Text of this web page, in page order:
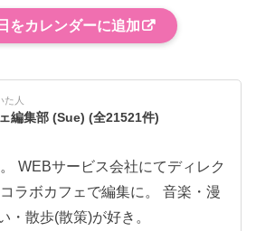
をカレンダーに追加
た人
編集部 (Sue)(全21521件)
WEBサービス会社にてディレク
ラボカフェで編集に。 音楽・漫
・散歩(散策)が好き。